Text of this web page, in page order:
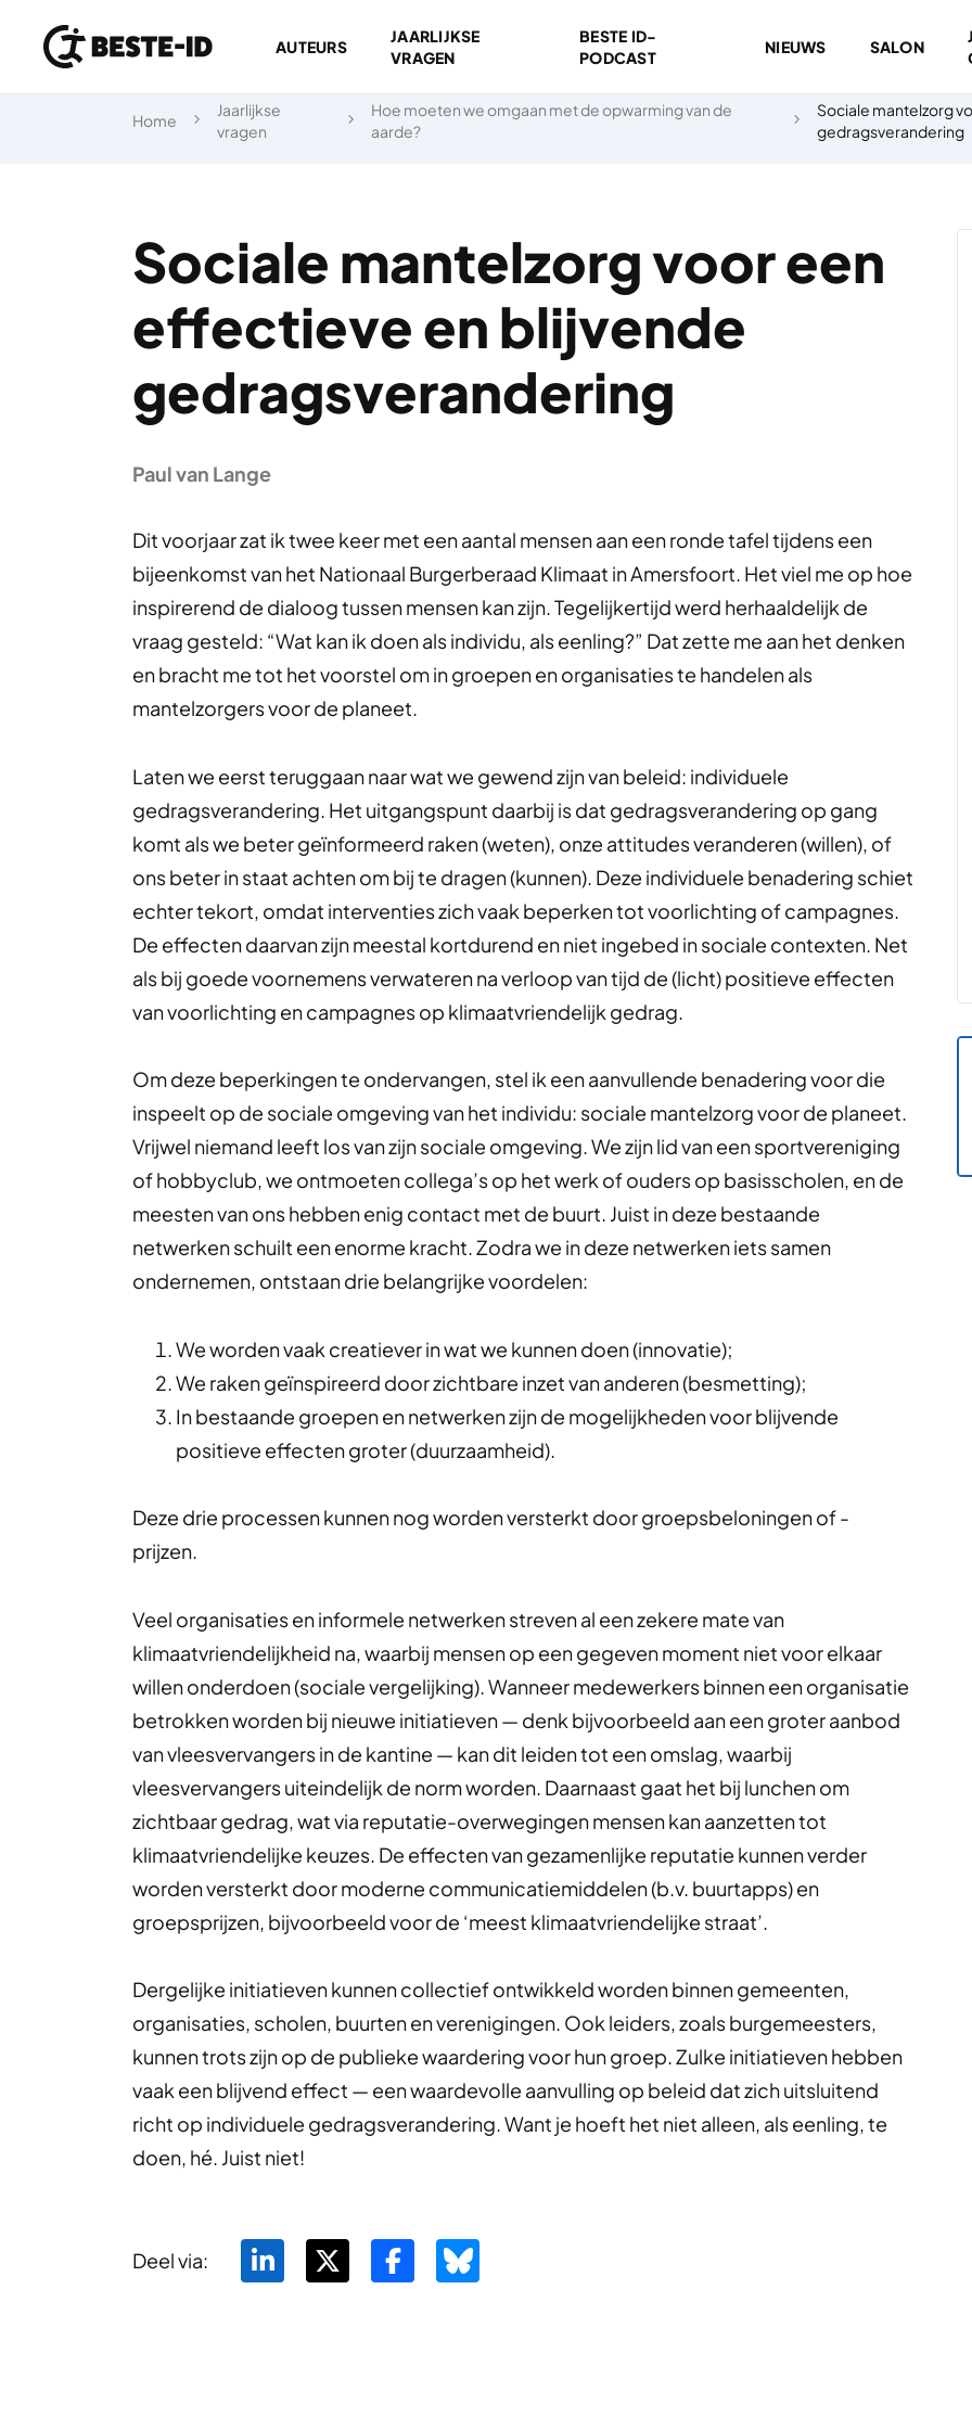
Ga naar inhoud
AUTEURS
JAARLIJKSE
VRAGEN
BESTE ID-
PODCAST
NIEUWS SALON
Home
Jaarlijkse
vragen
Hoe moeten we omgaan met de opwarming van de
aarde?
Sociale mantelzorg
gedragsverandering
Sociale mantelzorg voor een
effectieve en blijvende
gedragsverandering
Paul van Lange
Dit voorjaar zat ik twee keer met een aantal mensen aan een ronde tafel tijdens een
bijeenkomst van het Nationaal Burgerberaad Klimaat in Amersfoort. Het viel me op hoe
inspirerend de dialoog tussen mensen kan zijn. Tegelijkertijd werd herhaaldelijk de
vraag gesteld: “Wat kan ik doen als individu, als eenling?” Dat zette me aan het denken
en bracht me tot het voorstel om in groepen en organisaties te handelen als
mantelzorgers voor de planeet.
Laten we eerst teruggaan naar wat we gewend zijn van beleid: individuele
gedragsverandering. Het uitgangspunt daarbij is dat gedragsverandering op gang
komt als we beter geïnformeerd raken (weten), onze attitudes veranderen (willen), of
ons beter in staat achten om bij te dragen (kunnen). Deze individuele benadering schiet
echter tekort, omdat interventies zich vaak beperken tot voorlichting of campagnes.
De effecten daarvan zijn meestal kortdurend en niet ingebed in sociale contexten. Net
als bij goede voornemens verwateren na verloop van tijd de (licht) positieve effecten
van voorlichting en campagnes op klimaatvriendelijk gedrag.
Om deze beperkingen te ondervangen, stel ik een aanvullende benadering voor die
inspeelt op de sociale omgeving van het individu: sociale mantelzorg voor de planeet.
Vrijwel niemand leeft los van zijn sociale omgeving. We zijn lid van een sportvereniging
of hobbyclub, we ontmoeten collega’s op het werk of ouders op basisscholen, en de
meesten van ons hebben enig contact met de buurt. Juist in deze bestaande
netwerken schuilt een enorme kracht. Zodra we in deze netwerken iets samen
ondernemen, ontstaan drie belangrijke voordelen:
We worden vaak creatiever in wat we kunnen doen (innovatie);
We raken geïnspireerd door zichtbare inzet van anderen (besmetting);
In bestaande groepen en netwerken zijn de mogelijkheden voor blijvende
positieve effecten groter (duurzaamheid).
Deze drie processen kunnen nog worden versterkt door groepsbeloningen of -
prijzen.
Veel organisaties en informele netwerken streven al een zekere mate van
klimaatvriendelijkheid na, waarbij mensen op een gegeven moment niet voor elkaar
willen onderdoen (sociale vergelijking). Wanneer medewerkers binnen een organisatie
betrokken worden bij nieuwe initiatieven — denk bijvoorbeeld aan een groter aanbod
van vleesvervangers in de kantine — kan dit leiden tot een omslag, waarbij
vleesvervangers uiteindelijk de norm worden. Daarnaast gaat het bij lunchen om
zichtbaar gedrag, wat via reputatie-overwegingen mensen kan aanzetten tot
klimaatvriendelijke keuzes. De effecten van gezamenlijke reputatie kunnen verder
worden versterkt door moderne communicatiemiddelen (b.v. buurtapps) en
groepsprijzen, bijvoorbeeld voor de ‘meest klimaatvriendelijke straat’.
Dergelijke initiatieven kunnen collectief ontwikkeld worden binnen gemeenten,
organisaties, scholen, buurten en verenigingen. Ook leiders, zoals burgemeesters,
kunnen trots zijn op de publieke waardering voor hun groep. Zulke initiatieven hebben
vaak een blijvend effect — een waardevolle aanvulling op beleid dat zich uitsluitend
richt op individuele gedragsverandering. Want je hoeft het niet alleen, als eenling, te
doen, hé. Juist niet!
Deel via: